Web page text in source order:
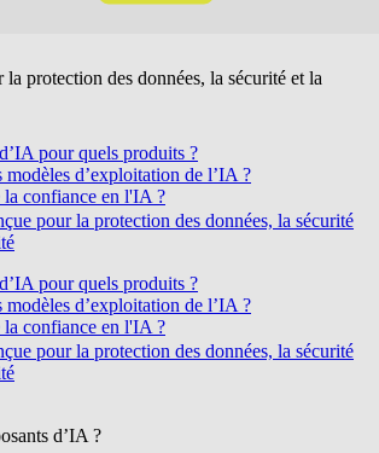
protection des données, la sécurité et la
pour quels produits ?
modèles d’exploitation de l’IA ?
la confiance en l'IA ?
pour la protection des données, la sécurité
pour quels produits ?
modèles d’exploitation de l’IA ?
la confiance en l'IA ?
pour la protection des données, la sécurité
d’IA ?